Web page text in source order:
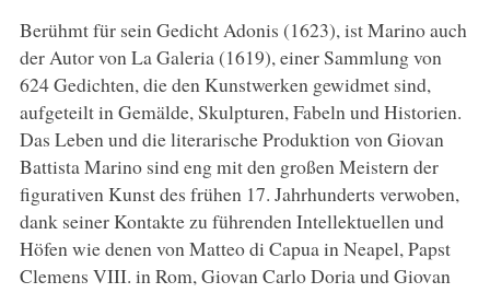
Berühmt für sein Gedicht Adonis (1623), ist Marino auch
der Autor von La Galeria (1619), einer Sammlung von
624 Gedichten, die den Kunstwerken gewidmet sind,
aufgeteilt in Gemälde, Skulpturen, Fabeln und Historien.
Das Leben und die literarische Produktion von Giovan
Battista Marino sind eng mit den großen Meistern der
figurativen Kunst des frühen 17. Jahrhunderts verwoben,
dank seiner Kontakte zu führenden Intellektuellen und
Höfen wie denen von Matteo di Capua in Neapel, Papst
Clemens VIII. in Rom, Giovan Carlo Doria und Giovan